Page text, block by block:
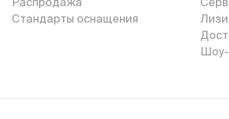
Стандарты оснащения